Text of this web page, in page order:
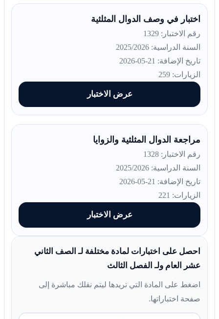
اختبار في وصف الدوال المثلثية
رقم الاختبار: 1329
السنة الدراسية: 2025/2026
تاريخ الإضافة: 21-05-2026
الزيارات: 259
عرض الاختبار
مراجعة الدوال المثلثية والزوايا
رقم الاختبار: 1328
السنة الدراسية: 2025/2026
تاريخ الإضافة: 21-05-2026
الزيارات: 221
عرض الاختبار
احصل على اختبارات لمادة مختلفة لـ الصف الثاني
عشر العام ولـ الفصل الثالث
اضغط على المادة التي تريدها ليتم نقلك مباشرة إلى
صفحة اختباراتها.